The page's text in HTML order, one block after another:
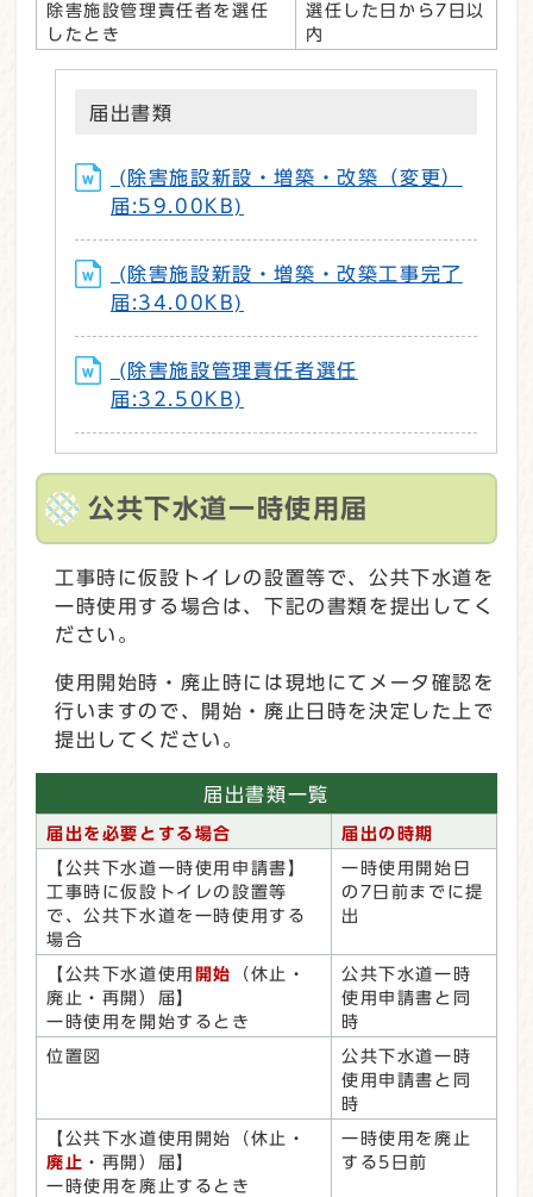
除害施設管理責任者を選任
したとき
選任した日から7日以
内
届出書類
(除害施設新設・増築・改築（変更）
届:59.00KB)
(除害施設新設・増築・改築工事完了
届:34.00KB)
(除害施設管理責任者選任
届:32.50KB)
公共下水道一時使用届
工事時に仮設トイレの設置等で、公共下水道を
一時使用する場合は、下記の書類を提出してく
ださい。
使用開始時・廃止時には現地にてメータ確認を
行いますので、開始・廃止日時を決定した上で
提出してください。
届出書類一覧
届出を必要とする場合 届出の時期
【公共下水道一時使用申請書】
工事時に仮設トイレの設置等
で、公共下水道を一時使用する
場合
一時使用開始日
の7日前までに提
出
【公共下水道使用 開始
（休止・
廃止・再開）届】
一時使用を開始するとき
公共下水道一時
使用申請書と同
時
位置図
公共下水道一時
使用申請書と同
時
【公共下水道使用開始（休止・
廃止 ・再開）届】
一時使用を廃止するとき
一時使用を廃止
する5日前